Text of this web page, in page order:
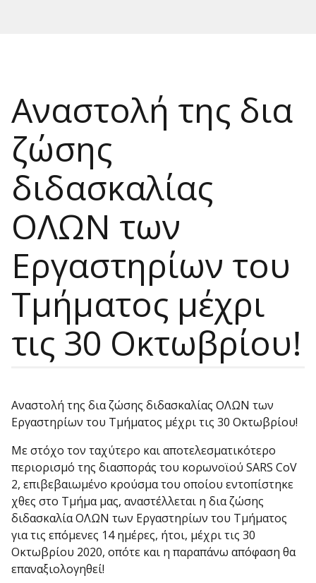
Αναστολή της δια
ζώσης
διδασκαλίας
ΟΛΩΝ των
Εργαστηρίων του
Τμήματος μέχρι
τις 30 Οκτωβρίου!
Αναστολή της δια ζώσης διδασκαλίας ΟΛΩΝ των
Εργαστηρίων του Τμήματος μέχρι τις 30 Οκτωβρίου!
Με στόχο τον ταχύτερο και αποτελεσματικότερο
περιορισμό της διασποράς του κορωνοϊού SARS CoV
2, επιβεβαιωμένο κρούσμα του οποίου εντοπίστηκε
χθες στο Τμήμα μας, αναστέλλεται η δια ζώσης
διδασκαλία ΟΛΩΝ των Εργαστηρίων του Τμήματος
για τις επόμενες 14 ημέρες, ήτοι, μέχρι τις 30
Οκτωβρίου 2020, οπότε και η παραπάνω απόφαση θα
επαναξιολογηθεί!